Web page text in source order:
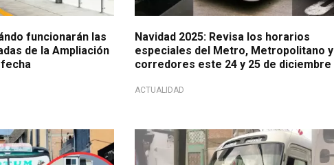
funcionarán las
de la Ampliación
Navidad 2025: Revisa los horarios
especiales del Metro, Metropolitano y
corredores este 24 y 25 de diciembre
ACTUALIDAD
A tener en cuenta